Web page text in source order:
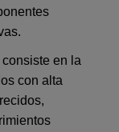
en la
con alta